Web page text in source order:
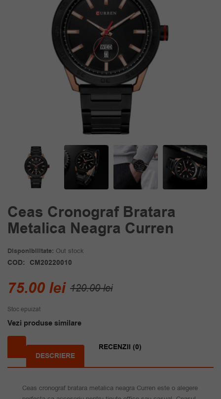
Ceas Cronograf Bratara
Metalica Neagra Curren
Disponibilitate: Out stock
COD: CM20220010
120.00leiPrețul
120.00 lei.
75.00 lei
Prețul
Stoc epuizat
Vezi produse similare
DESCRIERE
RECENZII (0)
Ceas cronograf bratara metalica neagra Curren este o alegere